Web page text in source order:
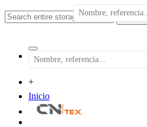
search
+
Inicio